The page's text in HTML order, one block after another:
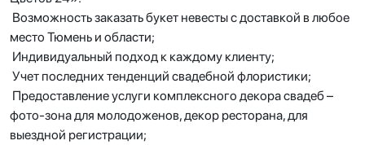
Возможность заказать букет невесты с доставкой в любое
место Тюмень и области;
Индивидуальный подход к каждому клиенту;
Учет последних тенденций свадебной флористики;
Предоставление услуги комплексного декора свадеб –
фото-зона для молодоженов, декор ресторана, для
выездной регистрации;